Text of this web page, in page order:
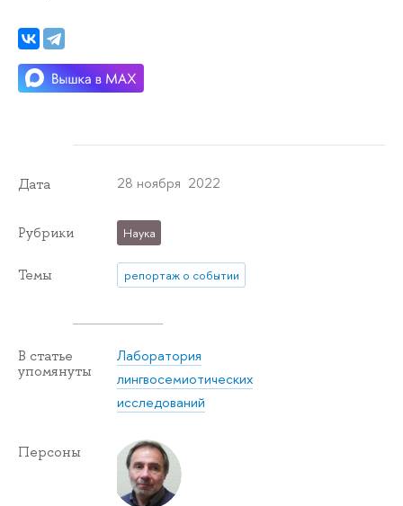
Дата 28 ноября 2022
Рубрики Наука
Темы репортаж о событии
В статье
упомянуты
Лаборатория
лингвосемиотических
исследований
Персоны